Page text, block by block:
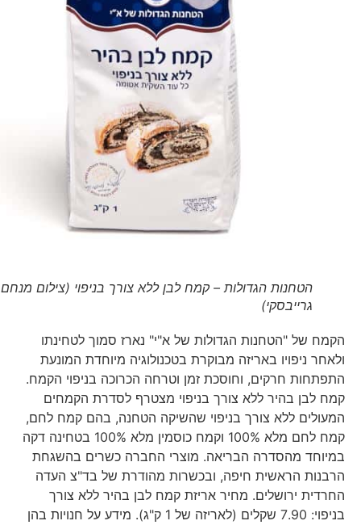
הטחנות הגדולות – קמח לבן ללא צורך בניפוי (צילום מנחם
גרייבסקי)
הקמח של "הטחנות הגדולות של א"י" נארז סמוך לטחינתו
ולאחר ניפויו באריזה מבוקרת בטכנולוגיה מיוחדת המונעת
התפתחות חרקים, וחוסכת זמן וטרחה הכרוכה בניפוי הקמח.
קמח לבן בהיר ללא צורך בניפוי מצטרף לסדרת הקמחים
המעולים ללא צורך בניפוי שהשיקה הטחנה, בהם קמח לחם,
קמח לחם מלא 100% וקמח כוסמין מלא 100% בטחינה דקה
במיוחד מהסדרה הבריאה. מוצרי החברה כשרים בהשגחת
הרבנות הראשית חיפה, ובכשרות מהודרת של בד"צ העדה
החרדית ירושלים. מחיר אריזת קמח לבן בהיר ללא צורך
בניפוי: 7.90 שקלים (לאריזה של 1 ק"ג). מידע על חנויות בהן